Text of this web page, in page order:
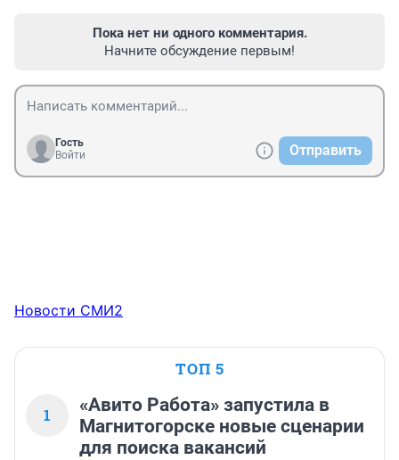
Пока нет ни одного комментария.
Начните обсуждение первым!
Гость
Войти
Отправить
Новости СМИ2
ТОП 5
1
«Авито Работа» запустила в
Магнитогорске новые сценарии
для поиска вакансий